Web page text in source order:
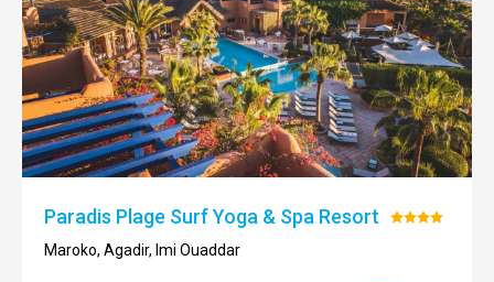
Paradis Plage Surf Yoga & Spa Resort
Maroko, Agadir, Imi Ouaddar